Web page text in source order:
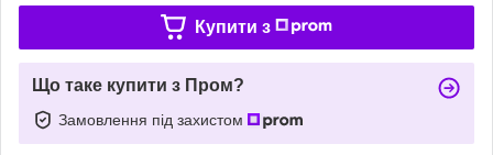
Купити з
Що таке купити з Пром?
Замовлення під захистом